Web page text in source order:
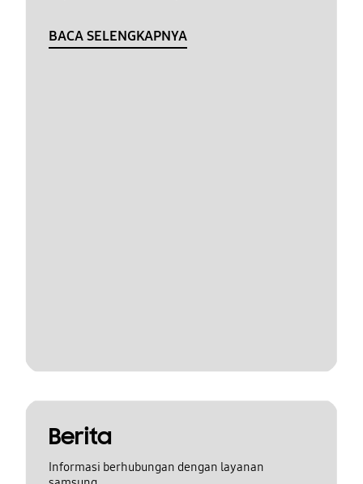
BACA SELENGKAPNYA
Berita
Informasi berhubungan dengan layanan